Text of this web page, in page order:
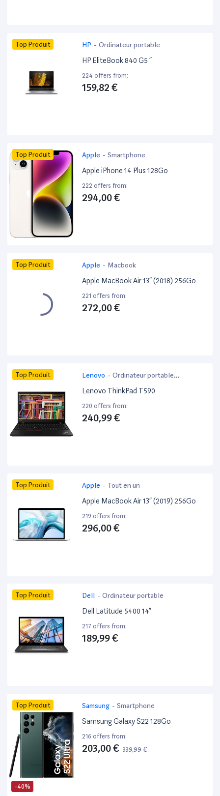
Top Produit HP - Ordinateur portable
HP EliteBook 840 G5 ”
224 offers from:
159,82 €
Top Produit Apple - Smartphone
Apple iPhone 14 Plus 128Go
222 offers from:
294,00 €
Top Produit Apple - Macbook
Apple MacBook Air 13” (2018) 256Go
221 offers from:
272,00 €
Top Produit Lenovo - Ordinateur portable
bureautique
Lenovo ThinkPad T590
220 offers from:
240,99 €
Top Produit Apple - Tout en un
Apple MacBook Air 13” (2019) 256Go
219 offers from:
296,00 €
Top Produit Dell - Ordinateur portable
Dell Latitude 5400 14”
217 offers from:
189,99 €
-40%
Top Produit Samsung - Smartphone
Samsung Galaxy S22 128Go
216 offers from:
203,00 € 339,99 €